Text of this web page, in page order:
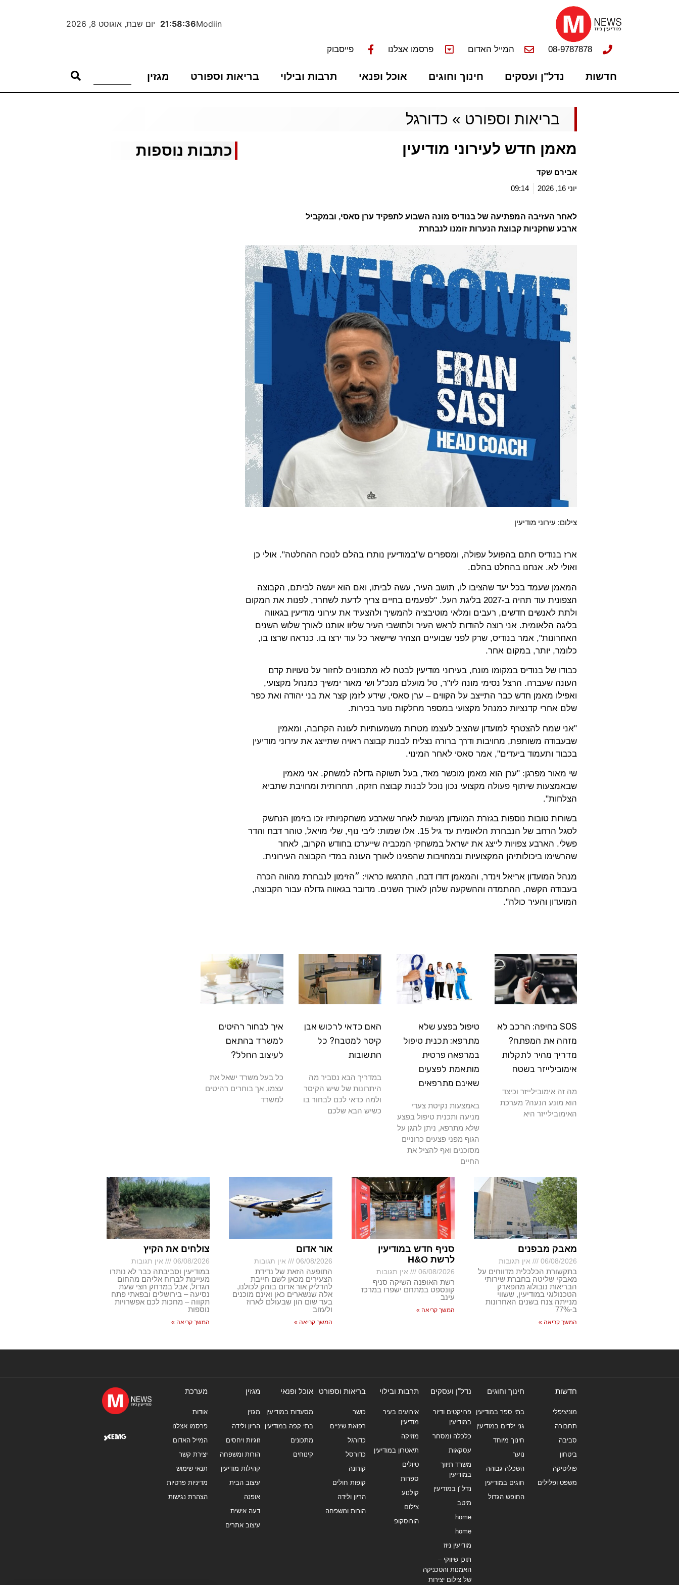
Modiin
21:58:37 יום שבת, אוגוסט 8, 2026
08-9787878 המייל האדום פרסמו אצלנו פייסבוק
חדשות נדל"ן ועסקים חינוך וחוגים אוכל ופנאי תרבות ובילוי בריאות וספורט מגזין
בריאות וספורט » כדורגל
מאמן חדש לעירוני מודיעין
אבירם שקד
יוני 16, 2026
09:14
לאחר העזיבה המפתיעה של בנודיס מונה השבוע לתפקיד ערן סאסי, ובמקביל
ארבע שחקניות קבוצת הנערות זומנו לנבחרת
צילום: עירוני מודיעין
ארז בנודיס חתם בהפועל עפולה, ומספרים ש"במודיעין נותרו בהלם לנוכח ההחלטה". אולי כן
ואולי לא. אנחנו בהחלט בהלם.
המאמן שעמד בכל יעד שהציבו לו, תושב העיר, עשה לביתו, ואם הוא יעשה לביתם, הקבוצה
הצפונית עוד תהיה ב-2027 בליגת העל. "לפעמים בחיים צריך לדעת לשחרר, לפנות את המקום
ולתת לאנשים חדשים, רעבים ומלאי מוטיבציה להמשיך ולהצעיד את עירוני מודיעין בגאווה
בליגה הלאומית. אני רוצה להודות לראש העיר ולתושבי העיר שליוו אותנו לאורך שלוש השנים
האחרונות", אמר בנודיס, שרק לפני שבועיים הצהיר שיישאר כל עוד ירצו בו. כנראה שרצו בו,
כלומר, יותר, במקום אחר.
כבודו של בנודיס במקומו מונח, בעירוני מודיעין לבטח לא מתכוונים לחזור על טעויות קדם
העונה שעברה. הרצל נסימי מונה ליו"ר, טל מועלם מנכ"ל ושי מאור ימשיך כמנהל מקצועי,
ואפילו מאמן חדש כבר התייצב על הקווים – ערן סאסי, שידע לזמן קצר את בני יהודה ואת כפר
שלם אחרי קדנציות כמנהל מקצועי במספר מחלקות נוער בכירות.
"אני שמח להצטרף למועדון שהציב לעצמו מטרות משמעותיות לעונה הקרובה, ומאמין
שבעבודה משותפת, מחויבות ודרך ברורה נצליח לבנות קבוצה ראויה שתייצג את עירוני מודיעין
בכבוד ותעמוד ביעדים", אמר סאסי לאחר המינוי.
שי מאור מפרגן: "ערן הוא מאמן מוכשר מאד, בעל תשוקה גדולה למשחק. אני מאמין
שבאמצעות שיתוף פעולה מקצועי נכון נוכל לבנות קבוצה חזקה, תחרותית ומחויבת שתביא
הצלחות".
בשורות טובות נוספות בגזרת המועדון מגיעות לאחר שארבע משחקניותיו זכו בזימון הנחשק
לסגל הרחב של הנבחרת הלאומית עד גיל 15. אלו שמות: ליבי נוף, שלי מויאל, טוהר דבח והדר
פשלי. הארבע צפויות לייצג את ישראל במשחקי המכביה שייערכו בחודש הקרוב, לאחר
שהרשימו ביכולותיהן המקצועיות ובמחויבות שהפגינו לאורך העונה במדי הקבוצה העירונית.
מנהל המועדון אריאל וינדר, והמאמן דודו דבח, התרגשו כראוי: ״הזימון לנבחרת מהווה הכרה
בעבודה הקשה, ההתמדה וההשקעה שלהן לאורך השנים. מדובר בגאווה גדולה עבור הקבוצה,
המועדון והעיר כולה".
כתבות נוספות
SOS בחיפה: הרכב לא
מזהה את המפתח?
מדריך מהיר לתקלות
אימובילייזר בשטח
מה זה אימובילייזר וכיצד
הוא מונע הנעה? מערכת
האימובילייזר היא
טיפול בפצע שלא
מתרפא: תכנית טיפול
במרפאה פרטית
מותאמת לפצעים
שאינם מתרפאים
באמצעות נקיטת צעדי
מניעה ותכנית טיפול בפצע
שלא מתרפא, ניתן להגן על
הגוף מפני פצעים כרוניים
מסוכנים ואף להציל את
החיים
האם כדאי לרכוש אבן
קיסר למטבח? כל
התשובות
במדריך הבא נסביר מה
היתרונות של שיש הקיסר
ולמה כדאי לכם לבחור בו
כשיש הבא שלכם
איך לבחור רהיטים
למשרד בהתאם
לעיצוב החלל?
כל בעל משרד ישאל את
עצמו, אך בוחרים רהיטים
למשרד
מאבק מבפנים
06/08/2026 אין תגובות
בתקשורת הכלכלית מדווחים על
מאבקי שליטה בחברת שירותי
הבריאות נובולוג מהפארק
הטכנולוגי במודיעין, ששווי
מנייתה צנח בשנים האחרונות
ב-77%
המשך קריאה »
סניף חדש במודיעין
לרשת H&O
06/08/2026 אין תגובות
רשת האופנה השיקה סניף
קונספט במתחם ישפרו במרכז
עינב
המשך קריאה »
אור אדום
06/08/2026 אין תגובות
התופעה הזאת של נדידת
הצעירים מכאן לשם חייבת
להדליק אור אדום בוהק לכולנו,
אלה שנשארים כאן ואינם מוכנים
בעד שום הון שבעולם לארוז
ולעזוב
המשך קריאה »
צולחים את הקיץ
06/08/2026 אין תגובות
במודיעין וסביבתה כבר לא נותרו
מעיינות לברוח אליהם מהחום
הגדול, אבל במרחק חצי שעת
נסיעה – בירושלים ובפאתי פתח
תקווה – מחכות לכם אפשרויות
נוספות
המשך קריאה »
חדשות
מוניציפלי
תחבורה
סביבה
ביטחון
פוליטיקה
משפט ופלילים
חינוך וחוגים
בתי ספר במודיעין
גני ילדים במודיעין
חינוך מיוחד
נוער
השכלה גבוהה
חוגים במודיעין
החופש הגדול
נדל"ן ועסקים
פרויקטים ודיור
במודיעין
כלכלה ומסחר
עסקאות
משרד תיווך
במודיעין
נדל"ן במודיעין
מיטב
home
home
מודיעין ניוז
תוכן שיווקי –
האמנות והטכניקה
של צילום יצירות
תרבות ובילוי
אירועים בעיר
מודיעין
מוזיקה
תיאטרון במודיעין
טיולים
ספרות
קולנוע
צילום
הורוסקופ
בריאות וספורט
כושר
רפואת שיניים
כדורגל
כדורסל
קורונה
קופות חולים
הריון ולידה
הורות ומשפחה
אוכל ופנאי
מסעדות במודיעין
בתי קפה במודיעין
מתכונים
קינוחים
מגזין
מגזין
הריון ולידה
זוגיות ויחסים
הורות ומשפחה
קהילות מודיעין
עיצוב הבית
אופנה
דעה אישית
עיצוב אתרים
מערכת
אודות
פרסמו אצלנו
המייל האדום
יצירת קשר
תנאי שימוש
מדיניות פרטיות
הצהרת נגישות